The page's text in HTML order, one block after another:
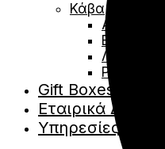
Κάβα
Αφρώδες
Ερυθρά
Λευκά
Ροζέ
Gift Boxes
Εταιρικά Δώρα
Υπηρεσίες